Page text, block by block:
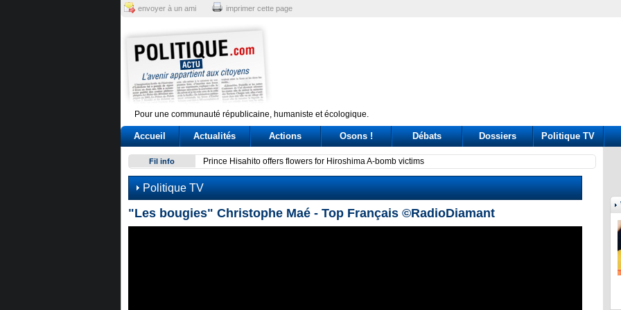
envoyer à un ami imprimer cette page
Pour une communauté républicaine, humaniste et écologique.
Accueil Actualités Actions Osons ! Débats Dossiers Politique TV
Fil info El
Prince Hisahito offers flowers for Hiroshima A-bomb victims
Politique TV
"Les bougies" Christophe Maé - Top Français ©RadioDiamant